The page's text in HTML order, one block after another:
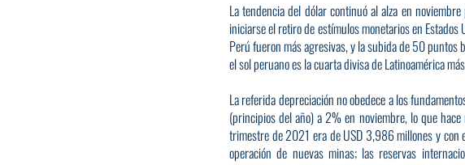
La tendencia del dólar continuó al alza en
iniciarse el retiro de estímulos monetarios en
Perú fueron más agresivas, y la subida de 50 puntos
el sol peruano es la cuarta divisa de Latinoamérica
La referida depreciación no obedece a los
(principios del año) a 2% en noviembre, lo que
trimestre de 2021 era de USD 3,986 millones y con
operación de nuevas minas; las reservas